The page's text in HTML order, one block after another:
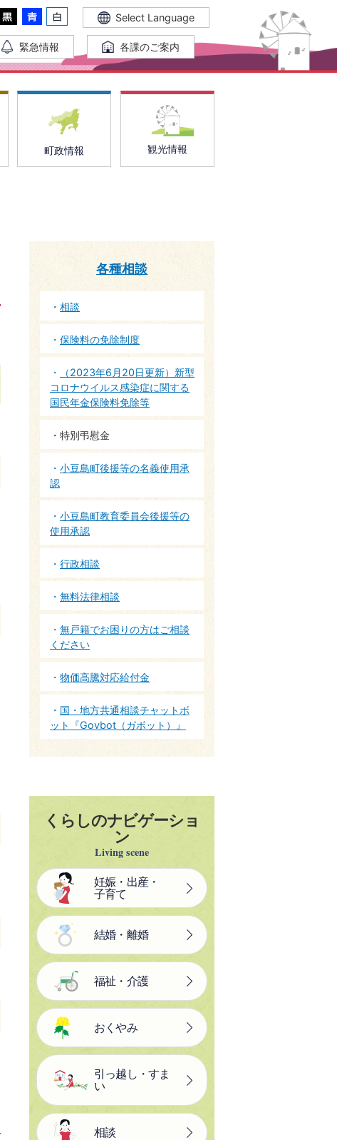
Select Language
緊急情報 各課のご案内
町政情報 観光情報
各種相談
相談
保険料の免除制度
（2023年6月20日更新）新型
コロナウイルス感染症に関する
国民年金保険料免除等
特別弔慰金
小豆島町後援等の名義使用承
認
小豆島町教育委員会後援等の
使用承認
行政相談
無料法律相談
無戸籍でお困りの方はご相談
ください
物価高騰対応給付金
国・地方共通相談チャットボ
ット『Govbot（ガボット）』
くらしのナビゲーショ
ン
Living scene
妊娠・出産・
子育て
結婚・離婚
福祉・介護
おくやみ
引っ越し・すま
い
相談